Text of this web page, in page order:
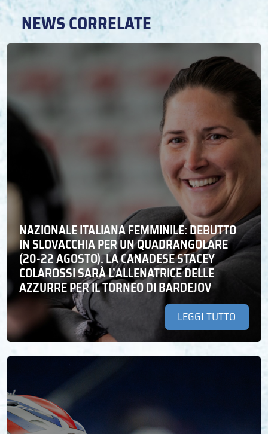
NEWS CORRELATE
NAZIONALE ITALIANA FEMMINILE: DEBUTTO
IN SLOVACCHIA PER UN QUADRANGOLARE
(20-22 AGOSTO). LA CANADESE STACEY
COLAROSSI SARÀ L’ALLENATRICE DELLE
AZZURRE PER IL TORNEO DI BARDEJOV
LEGGI TUTTO